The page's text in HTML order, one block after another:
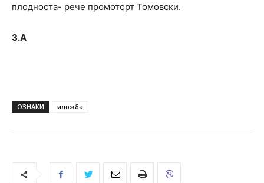
плодноста- рече промоторт Томовски.
З.А
ОЗНАКИ иложба